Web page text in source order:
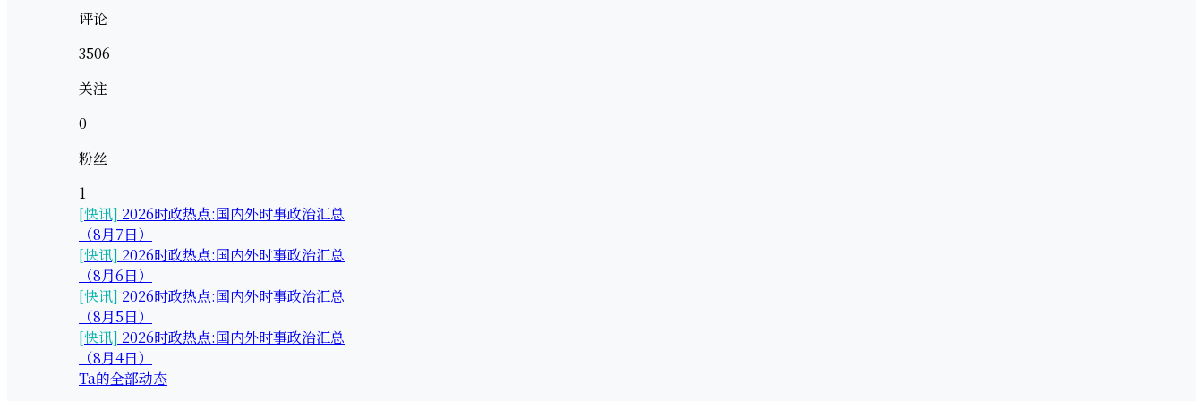
评论
3506
关注
0
粉丝
1
[快讯] 2026时政热点:国内外时事政治汇总
（8月7日）
[快讯] 2026时政热点:国内外时事政治汇总
（8月6日）
[快讯] 2026时政热点:国内外时事政治汇总
（8月5日）
[快讯] 2026时政热点:国内外时事政治汇总
（8月4日）
Ta的全部动态